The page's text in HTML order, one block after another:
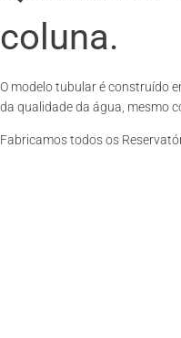
coluna.
O modelo tubular é construído
da qualidade da água, mesmo
Fabricamos todos os